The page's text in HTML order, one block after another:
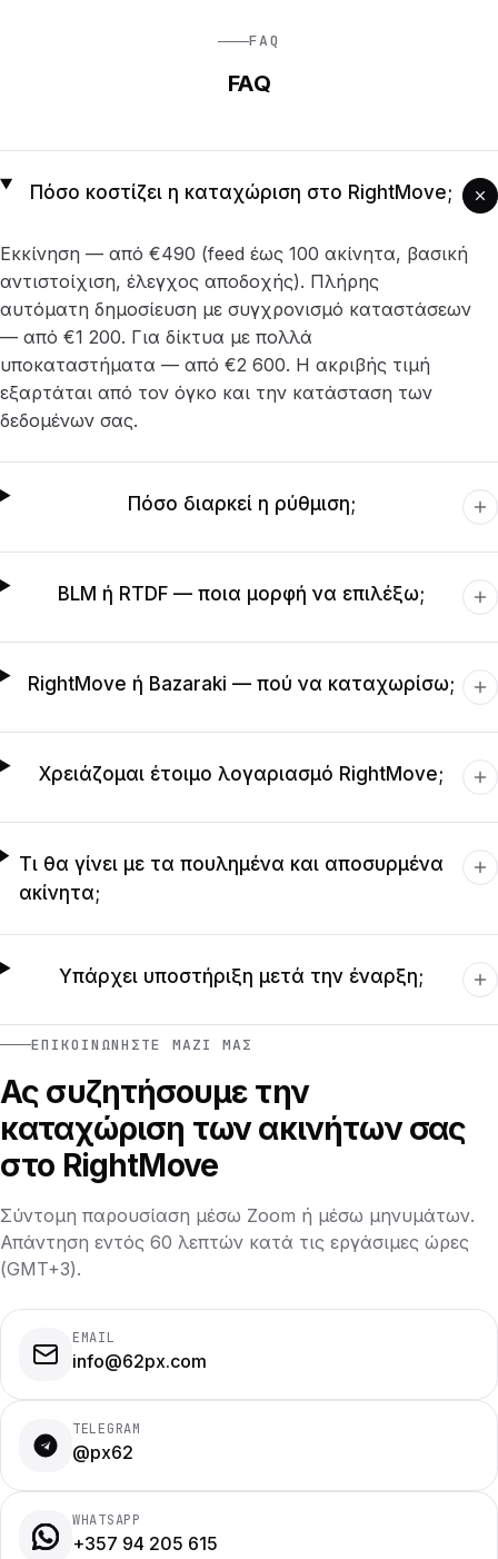
FAQ
FAQ
Πόσο κοστίζει η καταχώριση στο RightMove;
Εκκίνηση — από €490 (feed έως 100 ακίνητα, βασική
αντιστοίχιση, έλεγχος αποδοχής). Πλήρης
αυτόματη δημοσίευση με συγχρονισμό καταστάσεων
— από €1 200. Για δίκτυα με πολλά
υποκαταστήματα — από €2 600. Η ακριβής τιμή
εξαρτάται από τον όγκο και την κατάσταση των
δεδομένων σας.
Πόσο διαρκεί η ρύθμιση;
BLM ή RTDF — ποια μορφή να επιλέξω;
RightMove ή Bazaraki — πού να καταχωρίσω;
Χρειάζομαι έτοιμο λογαριασμό RightMove;
Τι θα γίνει με τα πουλημένα και αποσυρμένα
ακίνητα;
Υπάρχει υποστήριξη μετά την έναρξη;
ΕΠΙΚΟΙΝΩΝΉΣΤΕ ΜΑΖΊ ΜΑΣ
Ας συζητήσουμε την
καταχώριση των ακινήτων σας
στο RightMove
Σύντομη παρουσίαση μέσω Zoom ή μέσω μηνυμάτων.
Απάντηση εντός 60 λεπτών κατά τις εργάσιμες ώρες
(GMT+3).
EMAIL
info@62px.com
TELEGRAM
@px62
WHATSAPP
+357 94 205 615